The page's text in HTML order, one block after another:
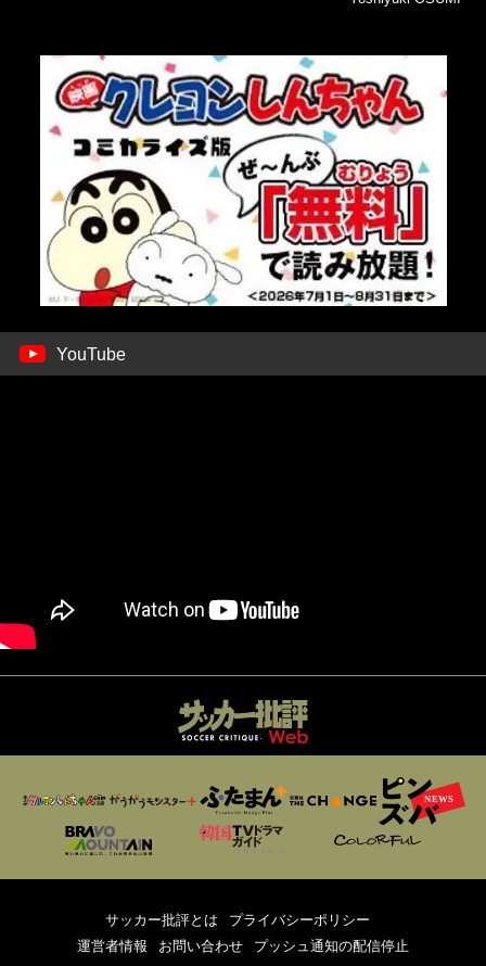
YouTube
サッカー批評とは
プライバシーポリシー
運営者情報
お問い合わせ プッシュ通知の配信停止